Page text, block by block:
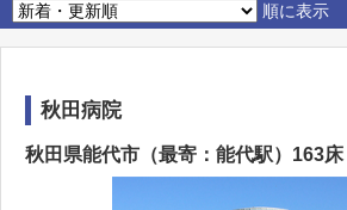
順に表示
秋田病院
秋田県能代市（最寄：能代駅）163床